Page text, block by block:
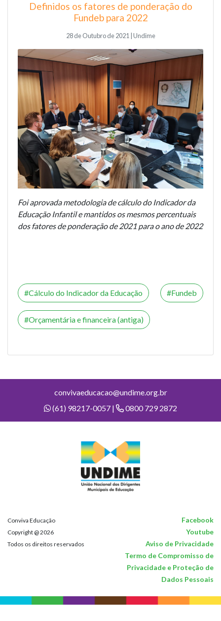
Definidos os fatores de ponderação do
Fundeb para 2022
28 de Outubro de 2021 | Undime
Foi aprovada metodologia de cálculo do Indicador da
Educação Infantil e mantidos os mesmos percentuais
dos fatores de ponderação de 2021 para o ano de 2022
Cálculo do Indicador da Educação Fundeb
Orçamentária e financeira (antiga)
convivaeducacao@undime.org.br
(61) 98217-0057 |
0800 729 2872
Conviva Educação Facebook
Copyright @ 2026 Youtube
Todos os direitos reservados
Aviso de Privacidade
Termo de Compromisso de
Privacidade e Proteção de
Dados Pessoais